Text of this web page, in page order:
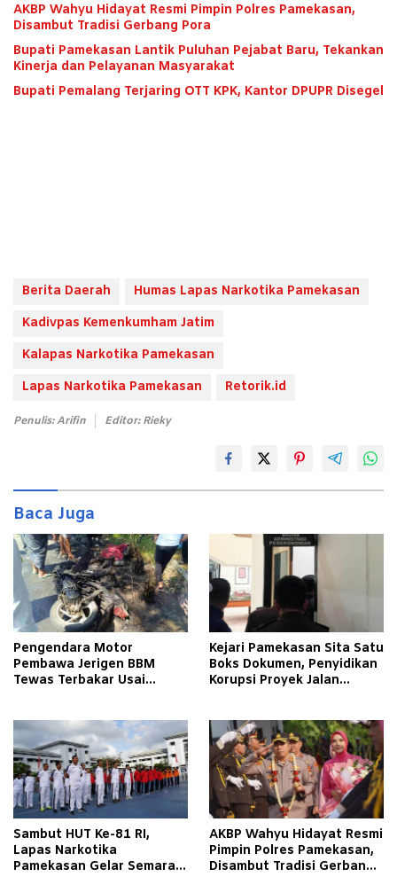
AKBP Wahyu Hidayat Resmi Pimpin Polres Pamekasan,
Disambut Tradisi Gerbang Pora
Bupati Pamekasan Lantik Puluhan Pejabat Baru, Tekankan
Kinerja dan Pelayanan Masyarakat
Bupati Pemalang Terjaring OTT KPK, Kantor DPUPR Disegel
Berita Daerah
Humas Lapas Narkotika Pamekasan
Kadivpas Kemenkumham Jatim
Kalapas Narkotika Pamekasan
Lapas Narkotika Pamekasan
Retorik.id
Penulis: Arifin Editor: Rieky
Baca Juga
Pengendara Motor
Pembawa Jerigen BBM
Tewas Terbakar Usai
Pamekasan
Kejari Pamekasan Sita Satu
Boks Dokumen, Penyidikan
Korupsi Proyek Jalan
Sambut HUT Ke-81 RI,
Lapas Narkotika
Pamekasan Gelar Semarak
AKBP Wahyu Hidayat Resmi
Pimpin Polres Pamekasan,
Disambut Tradisi Gerbang